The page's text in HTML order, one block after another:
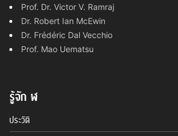
รู้จัก ฬ
ประวัติ
Prof. Dr. Victor V. Ramraj
Dr. Robert Ian McEwin
Dr. Frédéric Dal Vecchio
Prof. Mao Uematsu